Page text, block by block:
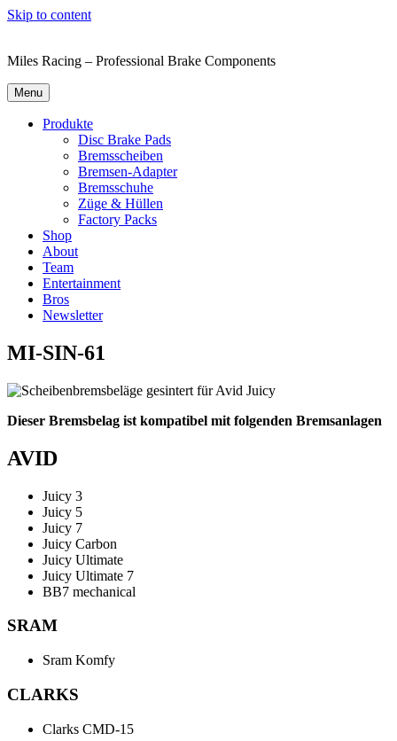
Skip to content
Miles Racing – Professional Brake Components
Menu
Produkte
Disc Brake Pads
Bremsscheiben
Bremsen-Adapter
Bremsschuhe
Züge & Hüllen
Factory Packs
Shop
About
Team
Entertainment
Bros
Newsletter
MI-SIN-61
Dieser Bremsbelag ist kompatibel mit folgenden Bremsanlagen
AVID
Juicy 3
Juicy 5
Juicy 7
Juicy Carbon
Juicy Ultimate
Juicy Ultimate 7
BB7 mechanical
SRAM
Sram Komfy
CLARKS
Clarks CMD-15